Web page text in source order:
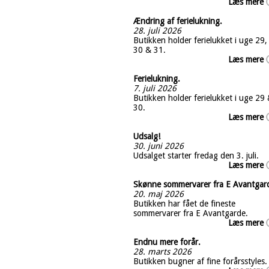
Ændring af ferielukning.
28. juli 2026
Butikken holder ferielukket i uge 29,
30 & 31.
Læs mere
Ferielukning.
7. juli 2026
Butikken holder ferielukket i uge 29
30.
Læs mere
Udsalg!
30. juni 2026
Udsalget starter fredag den 3. juli.
Læs mere
Skønne sommervarer fra E
20. maj 2026
Butikken har fået de fineste
sommervarer fra E Avantgarde.
Læs mere
Endnu mere forår.
28. marts 2026
Butikken bugner af fine forårsstyles.